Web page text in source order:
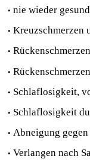
• nie wieder
• Kreuzschmerzen
•
•
• Schlaflosigkeit,
• Schlaflosigkeit
• Abneigung
• Verlangen nach